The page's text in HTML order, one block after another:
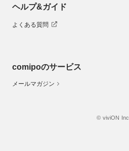
ヘルプ&ガイド
よくある質問
comipoのサービス
メールマガジン
© viviON Inc.